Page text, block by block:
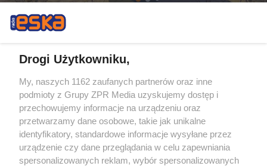
Drogi Użytkowniku,
My, naszych 1162 zaufanych partnerów oraz inne
podmioty z Grupy ZPR Media uzyskujemy dostęp i
przechowujemy informacje na urządzeniu oraz
przetwarzamy dane osobowe, takie jak unikalne
identyfikatory, standardowe informacje wysyłane przez
urządzenie czy dane przeglądania w celu zapewniania
spersonalizowanych reklam, wybór spersonalizowanych